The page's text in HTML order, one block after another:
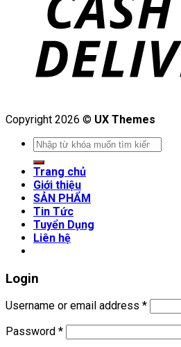
Copyright 2026 © UX Themes
Search
for:
Trang chủ
Giới thiệu
SẢN PHẨM
Tin Tức
Tuyển Dụng
Liên hệ
Login
Username or email address *
Password *